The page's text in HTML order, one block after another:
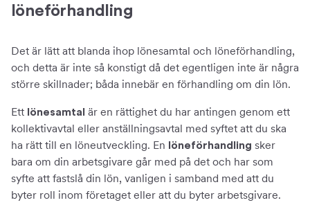
löneförhandling
Det är lätt att blanda ihop lönesamtal och löneförhandling,
och detta är inte så konstigt då det egentligen inte är några
större skillnader; båda innebär en förhandling om din lön.
Ett lönesamtal är en rättighet du har antingen genom ett
kollektivavtal eller anställningsavtal med syftet att du ska
ha rätt till en löneutveckling. En
löneförhandling sker
bara om din arbetsgivare går med på det och har som
syfte att fastslå din lön, vanligen i samband med att du
byter roll inom företaget eller att du byter arbetsgivare.